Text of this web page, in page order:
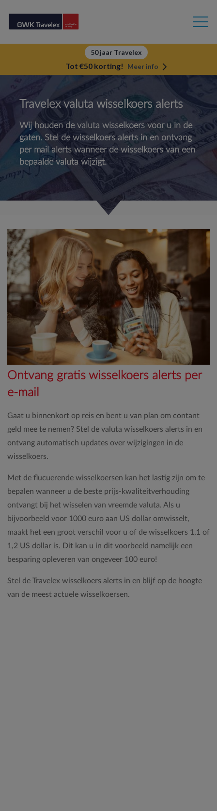
50 jaar Travelex
Tot €50 korting! Meer info
Travelex valuta wisselkoers alerts
Wij houden de valuta wisselkoers voor u in de
gaten. Stel de wisselkoers alerts in en ontvang
per mail alerts wanneer de wisselkoers van een
bepaalde valuta wijzigt.
Ontvang gratis wisselkoers alerts per
e-mail
Gaat u binnenkort op reis en bent u van plan om contant
geld mee te nemen? Stel de valuta wisselkoers alerts in en
ontvang automatisch updates over wijzigingen in de
wisselkoers.
Met de flucuerende wisselkoersen kan het lastig zijn om te
bepalen wanneer u de beste prijs-kwaliteitverhouding
ontvangt bij het wisselen van vreemde valuta. Als u
bijvoorbeeld voor 1000 euro aan US dollar omwisselt,
maakt het een groot verschil voor u of de wisselkoers 1,1 of
1,2 US dollar is. Dit kan u in dit voorbeeld namelijk een
besparing opleveren van ongeveer 100 euro!
Stel de Travelex wisselkoers alerts in en blijf op de hoogte
van de meest actuele wisselkoersen.